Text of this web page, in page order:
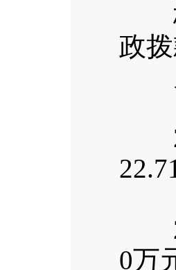
梅
政
0万